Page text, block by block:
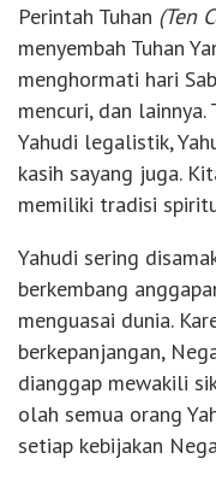
Perintah Tuhan (Ten
menyembah Tuhan
menghormati hari
mencuri, dan
Yahudi legalistik,
kasih sayang juga.
memiliki tradisi
Yahudi sering
berkembang
menguasai dunia.
berkepanjangan,
dianggap mewakili
olah semua orang
setiap kebijakan